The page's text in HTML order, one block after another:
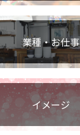
業種・お仕事
イメージ